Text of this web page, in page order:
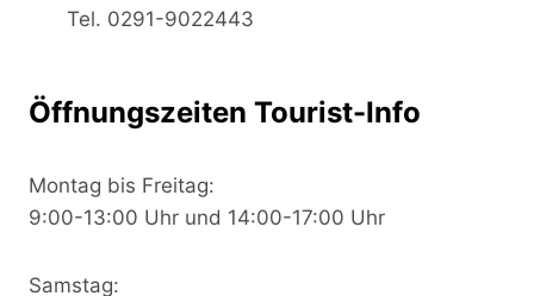
Tel. 0291-9022443
Öffnungszeiten Tourist-Info
Montag bis Freitag:
9:00-13:00 Uhr und 14:00-17:00 Uhr
Samstag: